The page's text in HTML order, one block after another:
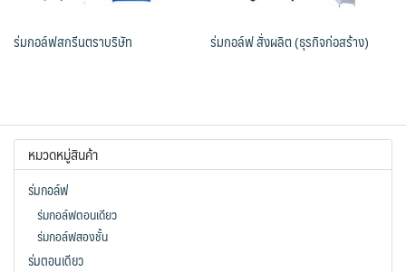
ร่มกอล์ฟสกรีนตราบริษัท ร่มกอล์ฟ สั่งผลิต (ธุรกิจก่อสร้าง)
หมวดหมู่สินค้า
ร่มกอล์ฟ
ร่มกอล์ฟตอนเดียว
ร่มกอล์ฟสองชั้น
ร่มตอนเดียว